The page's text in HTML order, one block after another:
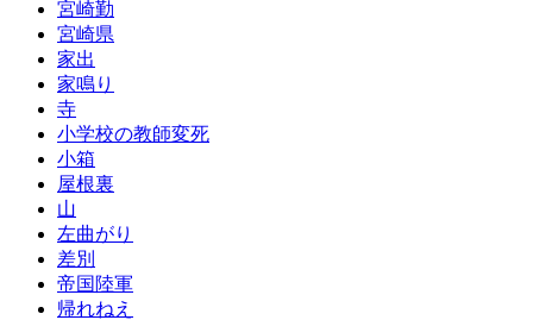
宮崎勤
宮崎県
家出
家鳴り
寺
小学校の教師変死
小箱
屋根裏
山
左曲がり
差別
帝国陸軍
帰れねえ